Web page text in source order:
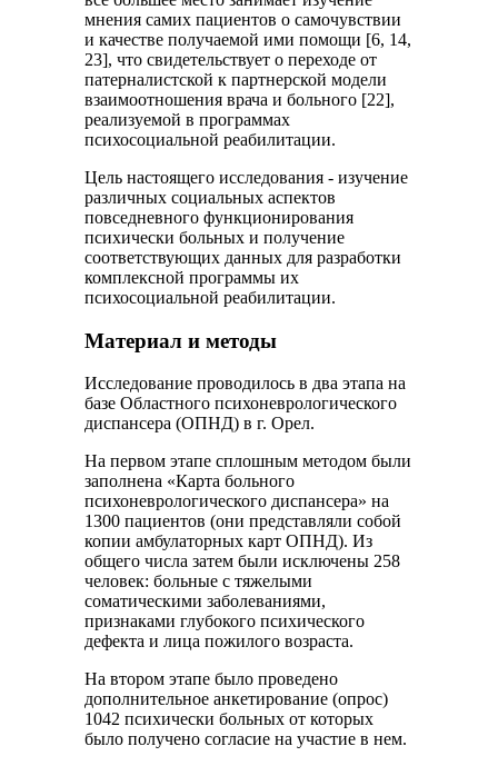
мнения самих пациентов о самочувствии
и качестве получаемой ими помощи [6, 14,
23], что свидетельствует о переходе от
патерналистской к партнерской модели
взаимоотношения врача и больного [22],
реализуемой в программах
психосоциальной реабилитации.
Цель настоящего исследования - изучение
различных социальных аспектов
повседневного функционирования
психически больных и получение
соответствующих данных для разработки
комплексной программы их
психосоциальной реабилитации.
Материал и методы
Исследование проводилось в два этапа на
базе Областного психоневрологического
диспансера (ОПНД) в г. Орел.
На первом этапе сплошным методом были
заполнена «Карта больного
психоневрологического диспансера» на
1300 пациентов (они представляли собой
копии амбулаторных карт ОПНД). Из
общего числа затем были исключены 258
человек: больные с тяжелыми
соматическими заболеваниями,
признаками глубокого психического
дефекта и лица пожилого возраста.
На втором этапе было проведено
дополнительное анкетирование (опрос)
1042 психически больных от которых
было получено согласие на участие в нем.